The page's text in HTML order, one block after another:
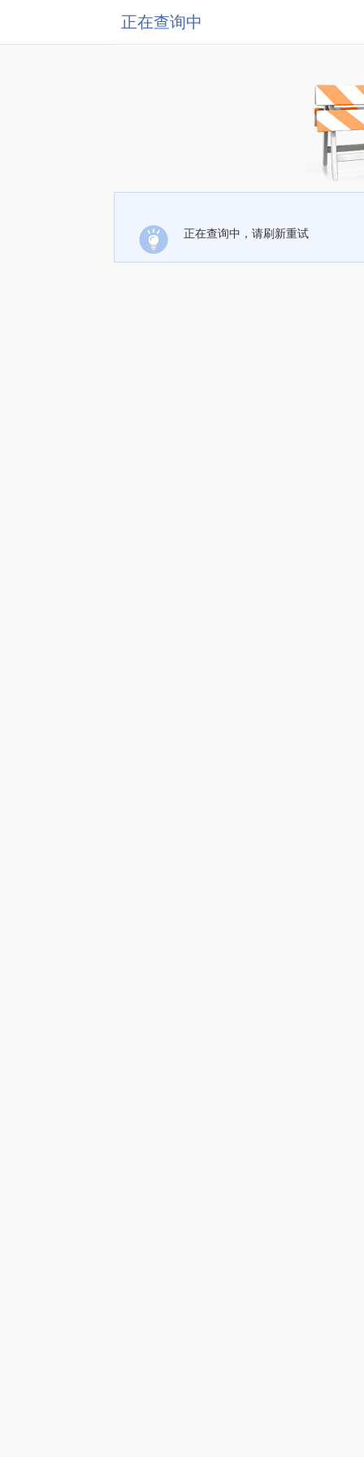
正在查询中
正在查询中，请刷新重试